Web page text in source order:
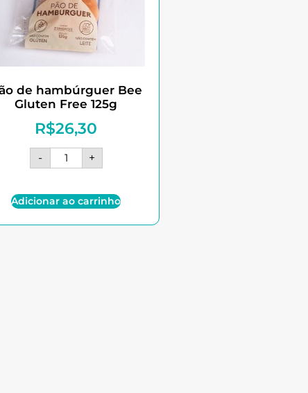
de hambúrguer Bee
Gluten Free 125g
R$26,30
- +
Adicionar ao carrinho